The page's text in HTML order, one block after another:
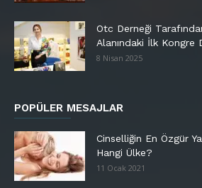
Otc Derneği
Alanındaki İlk Kongre
8 Nisan 2025
POPÜLER MESAJLAR
Cinselliğin En Özgür
Hangi Ülke?
11 Ocak 2021